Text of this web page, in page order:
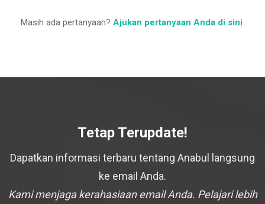
Masih ada pertanyaan? Ajukan pertanyaan Anda di sini.
Tetap Terupdate!
Dapatkan informasi terbaru tentang Anabul langsung
ke email Anda.
Kami menjaga kerahasiaan email Anda. Pelajari lebih